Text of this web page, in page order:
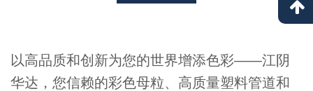
以高品质和创新为您的世界增添色彩——江阴
华达，您信赖的彩色母粒、高质量塑料管道和